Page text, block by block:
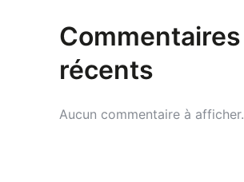
Commentaires
récents
Aucun commentaire à afficher.